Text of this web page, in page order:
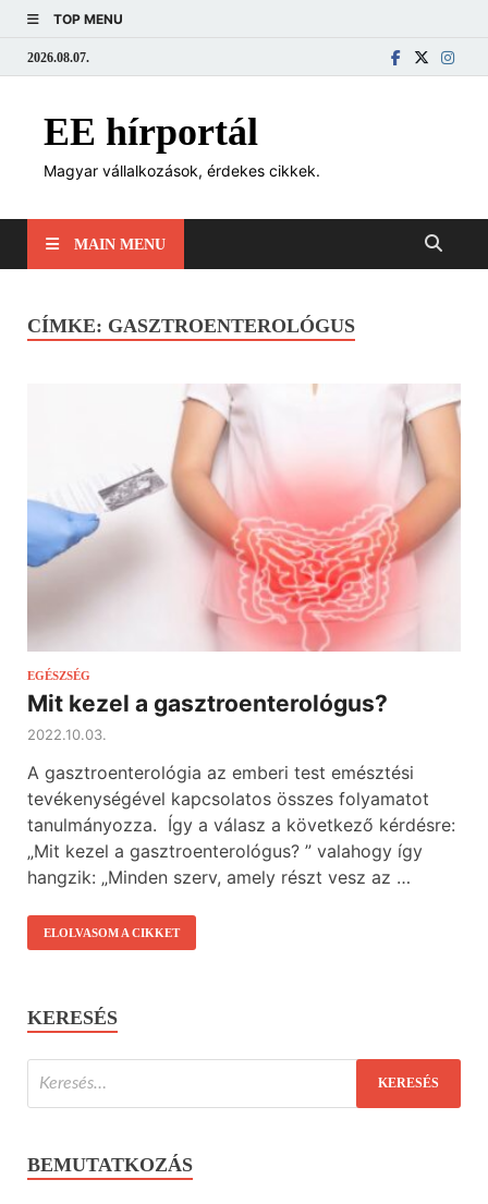
TOP MENU
2026.08.07.
EE hírportál
Magyar vállalkozások, érdekes cikkek.
MAIN MENU
CÍMKE: GASZTROENTEROLÓGUS
EGÉSZSÉG
Mit kezel a gasztroenterológus?
2022.10.03.
A gasztroenterológia az emberi test emésztési
tevékenységével kapcsolatos összes folyamatot
tanulmányozza. Így a válasz a következő kérdésre:
„Mit kezel a gasztroenterológus? ” valahogy így
hangzik: „Minden szerv, amely részt vesz az …
ELOLVASOM A CIKKET
KERESÉS
BEMUTATKOZÁS